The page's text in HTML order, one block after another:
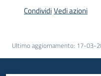
CondividiVedi azioni
Ultimo aggiornamento: 17-03-